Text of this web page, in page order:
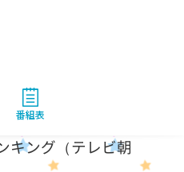
番組表
キング（テレビ朝
ーニング